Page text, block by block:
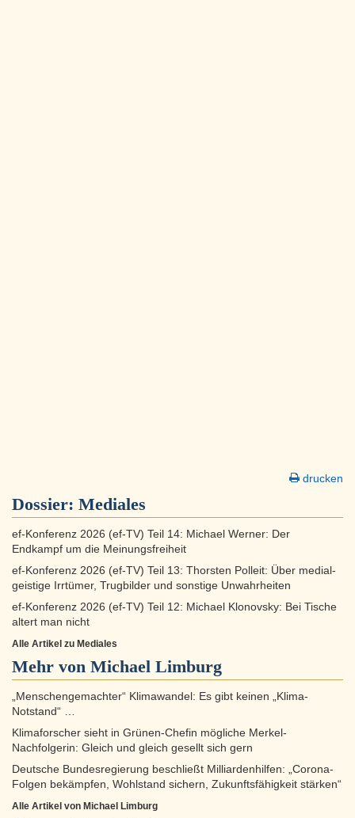
drucken
Dossier: Mediales
ef-Konferenz 2026 (ef-TV) Teil 14: Michael Werner: Der
Endkampf um die Meinungsfreiheit
ef-Konferenz 2026 (ef-TV) Teil 13: Thorsten Polleit: Über medial-
geistige Irrtümer, Trugbilder und sonstige Unwahrheiten
ef-Konferenz 2026 (ef-TV) Teil 12: Michael Klonovsky: Bei Tische
altert man nicht
Alle Artikel zu Mediales
Mehr von Michael Limburg
„Menschengemachter“ Klimawandel: Es gibt keinen „Klima-
Notstand“ …
Klimaforscher sieht in Grünen-Chefin mögliche Merkel-
Nachfolgerin: Gleich und gleich gesellt sich gern
Deutsche Bundesregierung beschließt Milliardenhilfen: „Corona-
Folgen bekämpfen, Wohlstand sichern, Zukunftsfähigkeit stärken“
Alle Artikel von Michael Limburg